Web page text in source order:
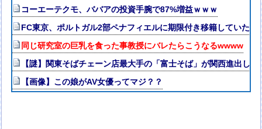
コーエーテクモ、ババアの投資手腕で87%増益ｗｗｗ
FC東京、ポルトガル2部ペナフィエルに期限付き移籍していた
同じ研究室の巨乳を食った事教授にバレたらこうなるwwww
【謎】関東そばチェーン店最大手の「富士そば」が関西進出し
【画像】この娘がAV女優ってマジ？？